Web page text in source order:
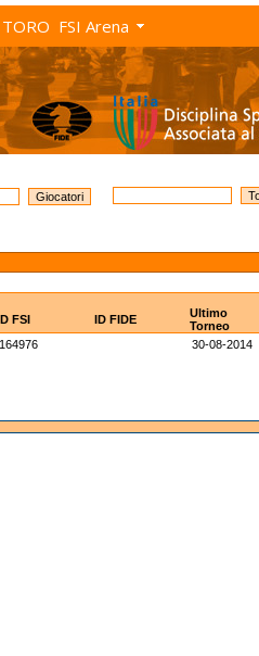
TORO FSI Arena
FSI ID FIDE
Ultimo
Torneo
164976 30-08-2014